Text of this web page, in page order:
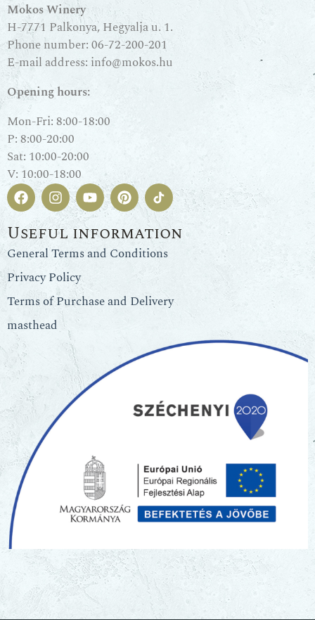
Mokos Winery
H-7771 Palkonya, Hegyalja u. 1.
Phone number:06-72-200-201
E-mail address: info@mokos.hu
Opening hours:
Mon-Fri: 8:00-18:00
P: 8:00-20:00
Sat: 10:00-20:00
V: 10:00-18:00
Useful information
General Terms and Conditions
Privacy Policy
Terms of Purchase and Delivery
masthead